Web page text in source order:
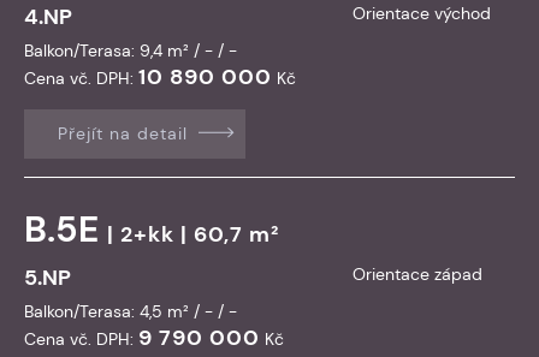
4.NP
Orientace východ
Balkon/Terasa: 9,4 m² / - / -
Cena vč. DPH: 10 890 000 Kč
Přejít na detail
B.5E | 2+kk | 60,7 m²
5.NP
Orientace západ
Balkon/Terasa: 4,5 m² / - / -
Cena vč. DPH: 9 790 000 Kč